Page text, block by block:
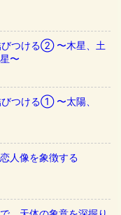
びつける② 〜木星、土
〜
つける① 〜太陽、
人像を象徴する